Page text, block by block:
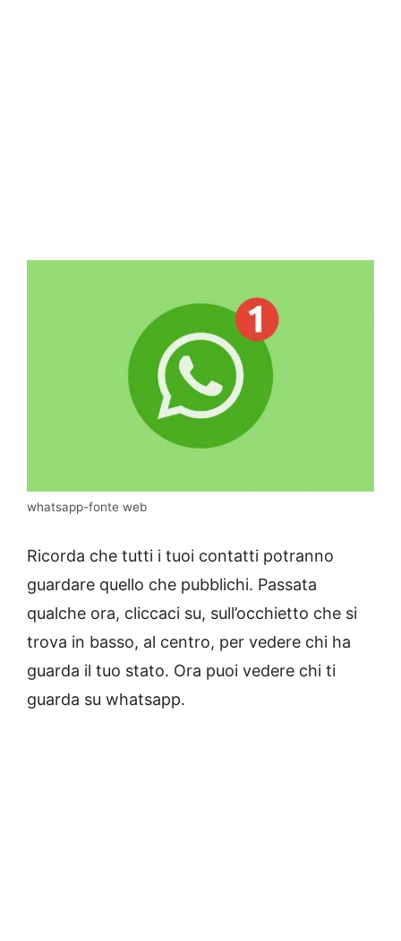
whatsapp-fonte web
Ricorda che tutti i tuoi contatti potranno
guardare quello che pubblichi. Passata
qualche ora, cliccaci su, sull’occhietto che si
trova in basso, al centro, per vedere chi ha
guarda il tuo stato. Ora puoi vedere chi ti
guarda su whatsapp.